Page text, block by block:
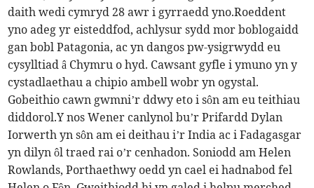
daith wedi cymryd 28 awr i gyrraedd yno.Roeddent
yno adeg yr eisteddfod, achlysur sydd mor boblogaidd
gan bobl Patagonia, ac yn dangos pw-ysigrwydd eu
cysylltiad â Chymru o hyd. Cawsant gyfle i ymuno yn y
cystadlaethau a chipio ambell wobr yn ogystal.
Gobeithio cawn gwmni’r ddwy eto i sôn am eu teithiau
diddorol.Y nos Wener canlynol bu’r Prifardd Dylan
Iorwerth yn sôn am ei deithau i’r India ac i Fadagasgar
yn dilyn ôl traed rai o’r cenhadon. Soniodd am Helen
Rowlands, Porthaethwy oedd yn cael ei hadnabod fel